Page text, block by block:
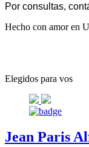
Por consultas,
Hecho con amor en
Elegidos para vos
Jean Paris